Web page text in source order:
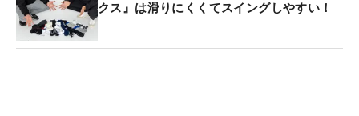
クス』は滑りにくくてスイングしやすい！